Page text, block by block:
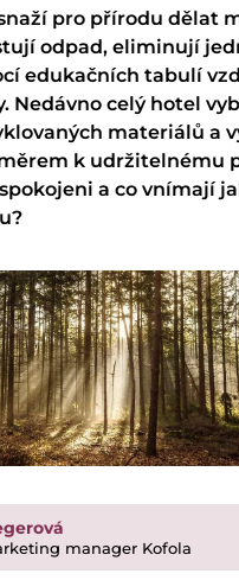
pro přírodu dělat
odpad, eliminují
edukačních tabulí
. Nedávno celý hotel
materiálů a
k udržitelnému
a co vnímají
manager Kofola